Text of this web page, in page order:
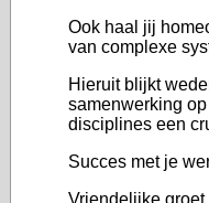
Ook haal jij
van complexe
Hieruit blijkt
samenwerking
disciplines een
Succes met je
Vriendelijke groet,